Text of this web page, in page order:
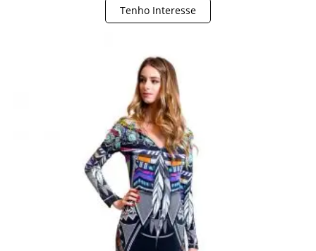
Tenho Interesse